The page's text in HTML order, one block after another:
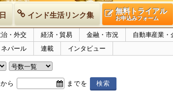
インド生活リンク集 無料トライアル
お申込みフォーム
・外交 経済・貿易 金融・市況
自動車産業・
ネパール 連載 インタビュー
から までを